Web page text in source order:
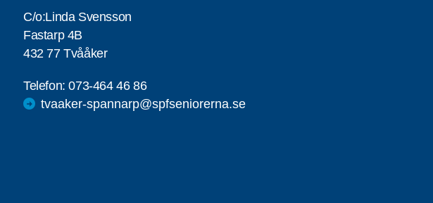
C/o:Linda Svensson
Fastarp 4B
432 77 Tvååker
Telefon:073-464 46 86
tvaaker-spannarp@spfseniorerna.se